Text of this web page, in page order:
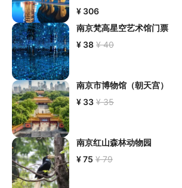
¥ 306
南京梵高星空艺术馆门票
¥ 38 ¥ 40
南京市博物馆（朝天宫）
¥ 33 ¥ 35
南京红山森林动物园
¥ 75 ¥ 79